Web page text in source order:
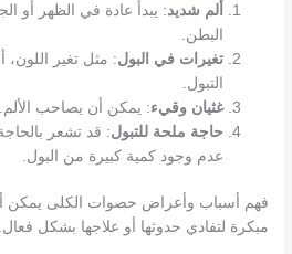
ألم شديد: يبدأ عادة في الظهر أو
البطن.
تغيرات في البول: مثل تغير اللون،
التبول.
غثيان وقيء: يمكن أن يصاحب الألم.
حاجة ملحة للتبول: قد تشعر
عدم وجود كمية كبيرة من البول.
فهم أسباب وأعراض حصوات الكلى يمكن
مبكرة لتفادي حدوثها أو علاجها بشكل فعال.